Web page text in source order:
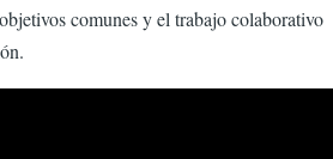
comunes y el trabajo colaborativo